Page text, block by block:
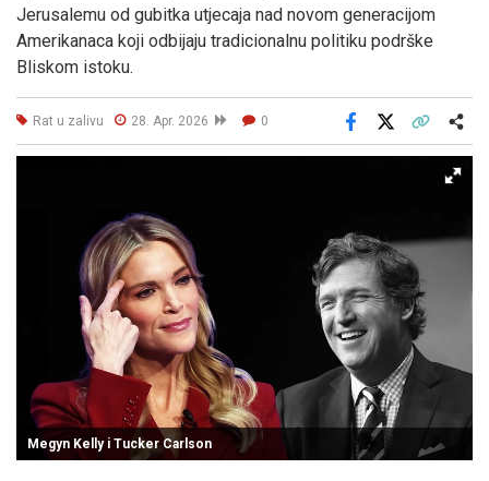
Jerusalemu od gubitka utjecaja nad novom generacijom
Amerikanaca koji odbijaju tradicionalnu politiku podrške
Bliskom istoku.
Rat u zalivu 28. Apr. 2026 0
Facebook
Megyn Kelly i Tucker Carlson